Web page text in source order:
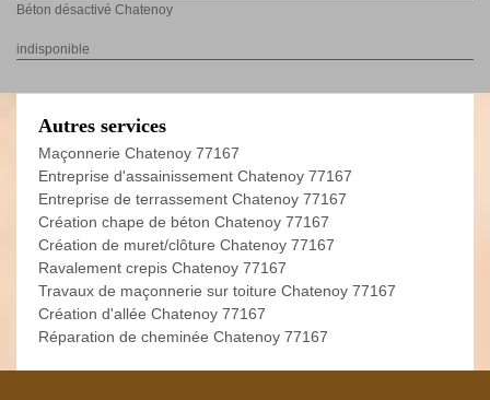
Béton désactivé Chatenoy
indisponible
Autres services
Maçonnerie Chatenoy 77167
Entreprise d'assainissement Chatenoy 77167
Entreprise de terrassement Chatenoy 77167
Création chape de béton Chatenoy 77167
Création de muret/clôture Chatenoy 77167
Ravalement crepis Chatenoy 77167
Travaux de maçonnerie sur toiture Chatenoy 77167
Création d'allée Chatenoy 77167
Réparation de cheminée Chatenoy 77167